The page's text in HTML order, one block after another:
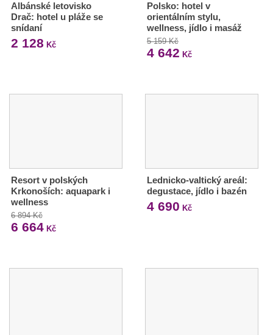
Albánské letovisko
Drač: hotel u pláže se
snídaní
2 128 Kč
Polsko: hotel v
orientálním stylu,
wellness, jídlo i masáž
5 159 Kč
4 642 Kč
Resort v polských
Krkonoších: aquapark i
wellness
6 894 Kč
6 664 Kč
Lednicko-valtický areál:
degustace, jídlo i bazén
4 690 Kč